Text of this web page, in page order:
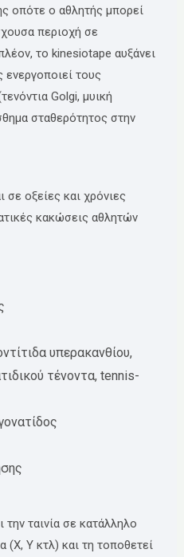
οπότε ο αθλητής μπορεί
περιοχή σε
το kinesiotape αυξάνει
ενεργοποιεί τους
Golgi, μυική
σταθερότητος στην
οξείες και χρόνιες
κακώσεις αθλητών
υπερακανθίου,
τένοντα, tennis-
ταινία σε κατάλληλο
Υ κτλ) και τη τοποθετεί